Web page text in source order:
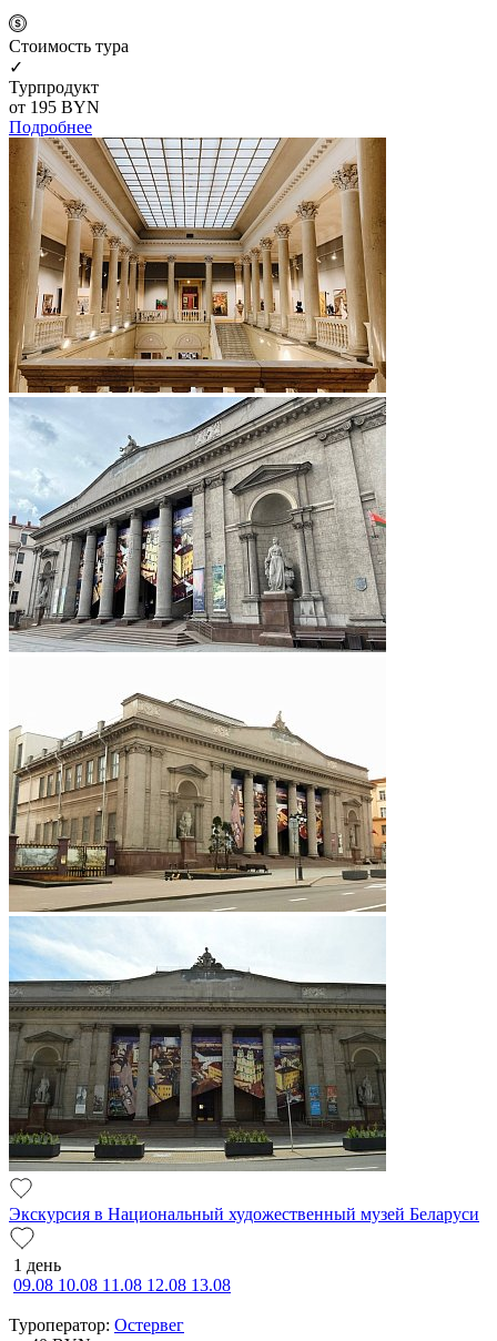
Cтоимость тура
✓
Турпродукт
от 195 BYN
Подробнее
Экскурсия в Национальный художественный музей Беларуси
1 день
09.08 10.08 11.08 12.08 13.08
Туроператор: Остервег